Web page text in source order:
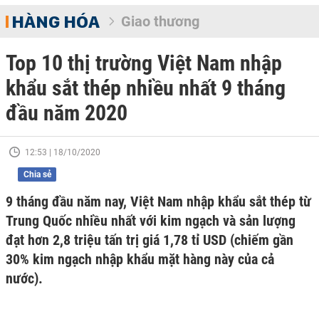
HÀNG HÓA Giao thương
Top 10 thị trường Việt Nam nhập
khẩu sắt thép nhiều nhất 9 tháng
đầu năm 2020
12:53 | 18/10/2020
Chia sẻ
9 tháng đầu năm nay, Việt Nam nhập khẩu sắt thép từ
Trung Quốc nhiều nhất với kim ngạch và sản lượng
đạt hơn 2,8 triệu tấn trị giá 1,78 tỉ USD (chiếm gần
30% kim ngạch nhập khẩu mặt hàng này của cả
nước).